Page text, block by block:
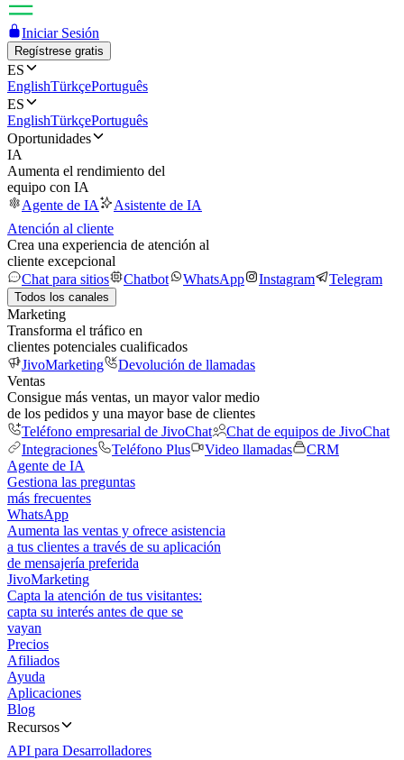
Iniciar Sesión
Regístrese gratis
ES
EnglishTürkçePortuguês
ES
EnglishTürkçePortuguês
Oportunidades
IA
Aumenta el rendimiento del
equipo con IA
Agente de IA
Asistente de IA
Atención al cliente
Crea una experiencia de atención al
cliente excepcional
Chat para sitios
Chatbot WhatsApp Instagram Telegram
Todos los canales
Marketing
Transforma el tráfico en
clientes potenciales cualificados
JivoMarketing
Devolución de llamadas
Ventas
Consigue más ventas, un mayor valor medio
de los pedidos y una mayor base de clientes
Teléfono empresarial de JivoChat
Chat de equipos de JivoChat
Integraciones
Teléfono Plus Video llamadas
CRM
Agente de IA
Gestiona las preguntas
más frecuentes
WhatsApp
Aumenta las ventas y ofrece asistencia
a tus clientes a través de su aplicación
de mensajería preferida
JivoMarketing
Capta la atención de tus visitantes:
capta su interés antes de que se
vayan
Precios
Afiliados
Ayuda
Aplicaciones
Blog
Recursos
API para Desarrolladores